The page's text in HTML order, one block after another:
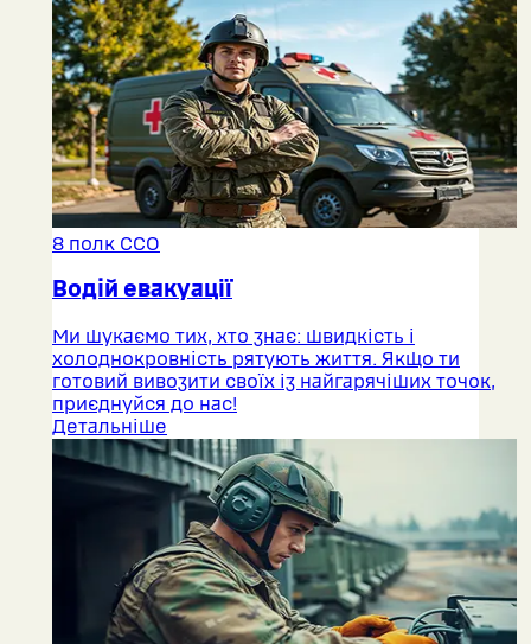
8 полк ССО
Водій евакуації
Ми шукаємо тих, хто знає: швидкість і
холоднокровність рятують життя. Якщо ти
готовий вивозити своїх із найгарячіших точок,
приєднуйся до нас!
Детальніше